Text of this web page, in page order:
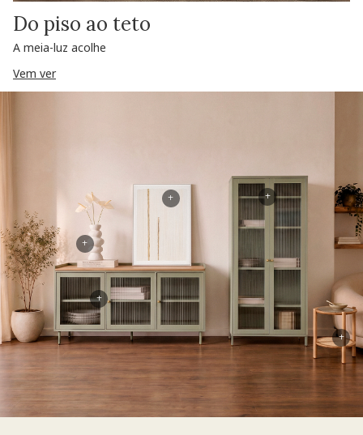
Do piso ao teto
A meia-luz acolhe
Vem ver
+
+
+
+
+